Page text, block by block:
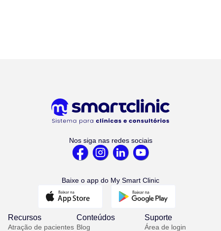
Nos siga nas redes sociais
Baixe o app do My Smart Clinic
Recursos
Atração de pacientes
Conteúdos
Blog
Suporte
Área de login